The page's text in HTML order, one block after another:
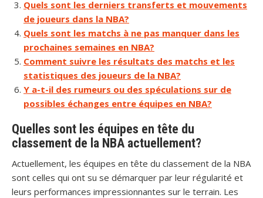
Quels sont les derniers transferts et mouvements
de joueurs dans la NBA?
Quels sont les matchs à ne pas manquer dans les
prochaines semaines en NBA?
Comment suivre les résultats des matchs et les
statistiques des joueurs de la NBA?
Y a-t-il des rumeurs ou des spéculations sur de
possibles échanges entre équipes en NBA?
Quelles sont les équipes en tête du
classement de la NBA actuellement?
Actuellement, les équipes en tête du classement de la NBA
sont celles qui ont su se démarquer par leur régularité et
leurs performances impressionnantes sur le terrain. Les